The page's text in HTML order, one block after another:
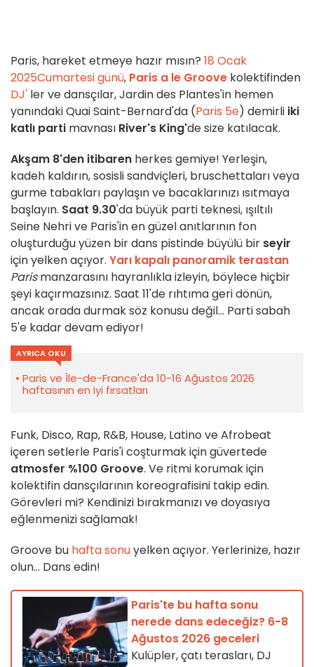
Paris, hareket etmeye hazır mısın? 18 Ocak
2025Cumartesi günü, Paris a le Groove kolektifinden
DJ' ler ve dansçılar, Jardin des Plantes'in hemen
yanındaki Quai Saint-Bernard'da (Paris 5e) demirli iki
katlı parti mavnası River's King'de size katılacak.
Akşam 8'den itibaren herkes gemiye! Yerleşin,
kadeh kaldırın, sosisli sandviçleri, bruschettaları veya
gurme tabakları paylaşın ve bacaklarınızı ısıtmaya
başlayın. Saat 9.30'da büyük parti teknesi, ışıltılı
Seine Nehri ve Paris'in en güzel anıtlarının fon
oluşturduğu yüzen bir dans pistinde büyülü bir seyir
için yelken açıyor. Yarı kapalı panoramik terastan
Parismanzarasını hayranlıkla izleyin, böylece hiçbir
şeyi kaçırmazsınız. Saat 11'de rıhtıma geri dönün,
ancak orada durmak söz konusu değil... Parti sabah
5'e kadar devam ediyor!
AYRICA OKU
Paris ve Île-de-France'da 10-16 Ağustos 2026
haftasının en iyi fırsatları
Funk, Disco, Rap, R&B, House, Latino ve Afrobeat
içeren setlerle Paris'i coşturmak için güvertede
atmosfer %100 Groove. Ve ritmi korumak için
kolektifin dansçılarının koreografisini takip edin.
Görevleri mi? Kendinizi bırakmanızı ve doyasıya
eğlenmenizi sağlamak!
Groove bu hafta sonuyelken açıyor. Yerlerinize, hazır
olun... Dans edin!
Paris'te bu hafta sonu
nerede dans edeceğiz? 6-8
Ağustos 2026 geceleri
Kulüpler, çatı terasları, DJ